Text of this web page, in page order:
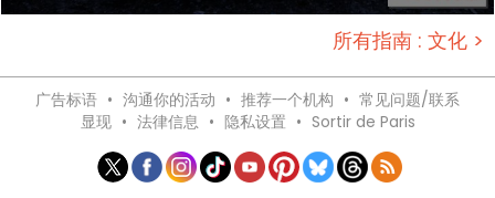
所有指南 : 文化 >
广告标语 • 沟通你的活动 • 推荐一个机构 • 常见问题/联系
显现 • 法律信息 • 隐私设置 • Sortir de Paris